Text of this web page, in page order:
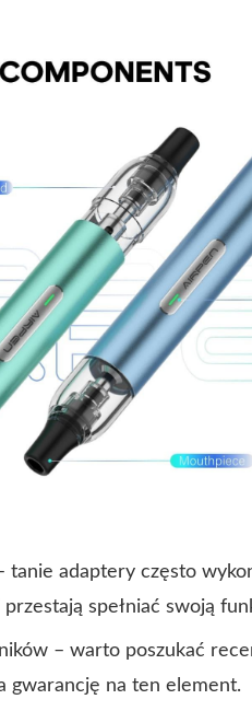
adaptery często
spełniać swoją
– warto poszukać
gwarancję na ten element.